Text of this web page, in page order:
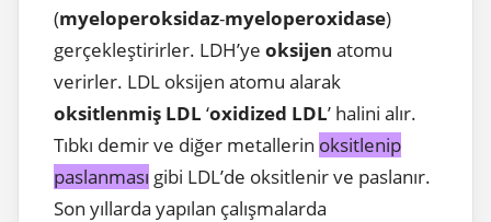
(myeloperoksidaz-myeloperoxidase)
gerçekleştirirler. LDH’ye oksijen atomu
verirler. LDL oksijen atomu alarak
oksitlenmiş LDL ‘oxidized LDL’ halini alır.
Tıbkı demir ve diğer metallerin oksitlenip
paslanması gibi LDL’de oksitlenir ve paslanır.
Son yıllarda yapılan çalışmalarda